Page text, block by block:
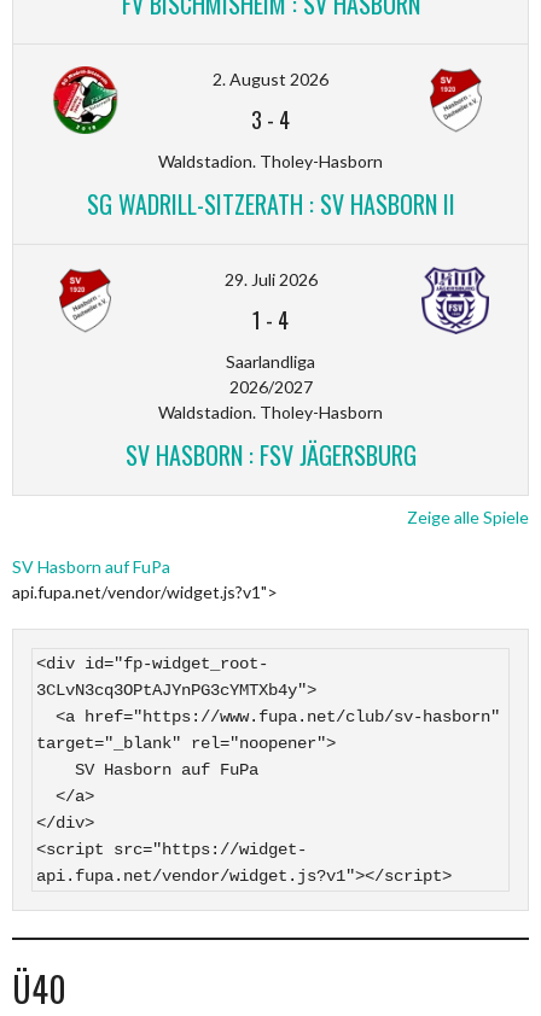
2. August 2026
3 - 4
Waldstadion. Tholey-Hasborn
SG WADRILL-SITZERATH : SV HASBORN II
29. Juli 2026
1 - 4
Saarlandliga
2026/2027
Waldstadion. Tholey-Hasborn
SV HASBORN : FSV JÄGERSBURG
Zeige alle Spiele
SV Hasborn auf FuPa
api.fupa.net/vendor/widget.js?v1">
<div id="fp-widget_root-
3CLvN3cq3OPtAJYnPG3cYMTXb4y">
target="_blank" rel="noopener">
</div>
<script src="https://widget-
api.fupa.net/vendor/widget.js?v1"></script>
Ü40